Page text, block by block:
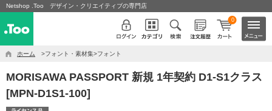
Netshop .Too デザイン・クリエイティブの専門店
0
ホーム >フォント・素材集>フォント
MORISAWA PASSPORT 新規 1年契約 D1-S1クラス
[MPN-D1S1-100]